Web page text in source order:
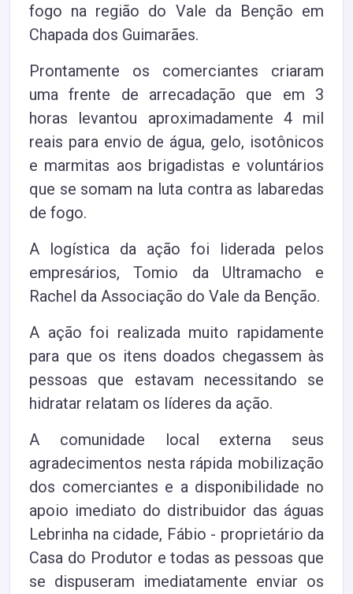
fogo na região do Vale da Benção em
Chapada dos Guimarães.
Prontamente os comerciantes criaram
uma frente de arrecadação que em 3
horas levantou aproximadamente 4 mil
reais para envio de água, gelo, isotônicos
e marmitas aos brigadistas e voluntários
que se somam na luta contra as labaredas
de fogo.
A logística da ação foi liderada pelos
empresários, Tomio da Ultramacho e
Rachel da Associação do Vale da Benção.
A ação foi realizada muito rapidamente
para que os itens doados chegassem às
pessoas que estavam necessitando se
hidratar relatam os líderes da ação.
A comunidade local externa seus
agradecimentos nesta rápida mobilização
dos comerciantes e a disponibilidade no
apoio imediato do distribuidor das águas
Lebrinha na cidade, Fábio - proprietário da
Casa do Produtor e todas as pessoas que
se dispuseram imediatamente enviar os